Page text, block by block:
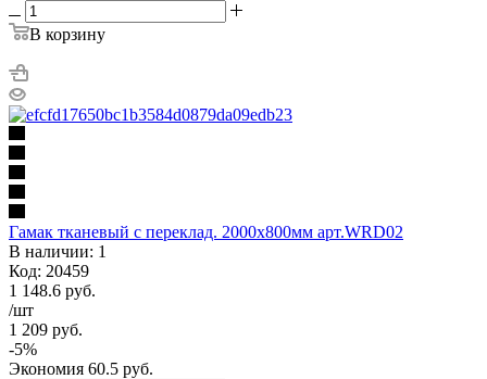
В корзину
Гамак тканевый c переклад. 2000х800мм арт.WRD02
В наличии: 1
Код: 20459
1 148.6 руб.
/шт
1 209 руб.
-5%
Экономия 60.5 руб.